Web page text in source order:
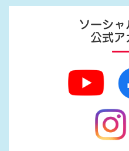
ソーシャ
公式ア